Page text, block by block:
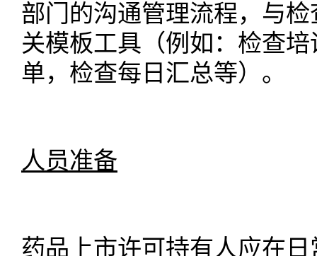
部门的沟通管理流程，与
关模板工具（例如： 检查培
单， 检查每日汇总等）。
人员准备
药品上市许可持有人应在